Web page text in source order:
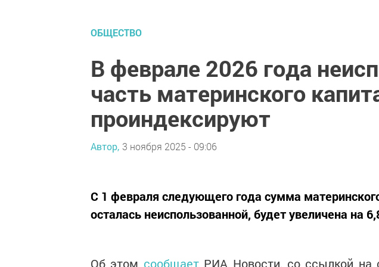
ОБЩЕСТВО
В феврале 2026 года
часть материнского
проиндексируют
Автор, 3 ноября 2025 - 09:06
С 1 февраля следующего года сумма
осталась неиспользованной, будет увеличена на
Об этом сообщаетРИА Новости, со ссылкой на